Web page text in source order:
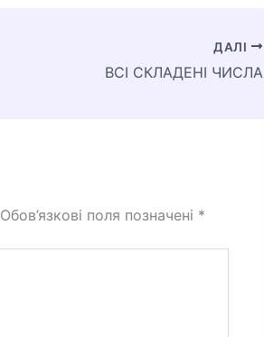
ДАЛІ
ВСІ СКЛАДЕНІ ЧИСЛА
Обов’язкові поля позначені *